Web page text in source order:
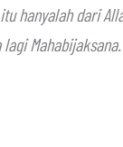
hanyalah dari